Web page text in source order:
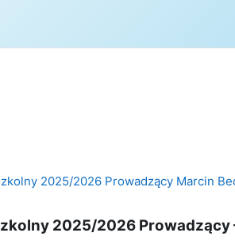
2025/2026 Prowadzący Marcin
2025/2026 Prowadzący